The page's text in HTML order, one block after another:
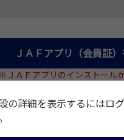
ＪＡＦアプリ（会員証）
※ＪＡＦアプリのインストールが
の詳細を表示するにはロ